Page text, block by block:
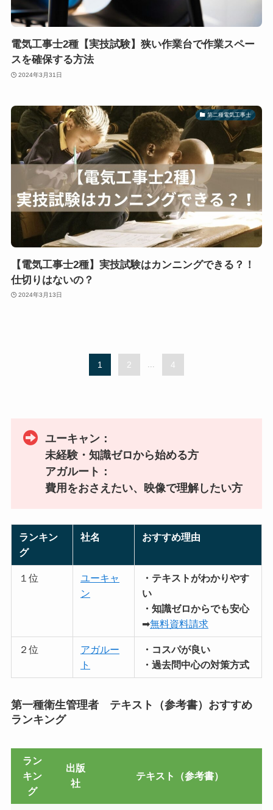
電気工事士2種【実技試験】狭い作業台で作業スペー
スを確保する方法
2024年3月31日
第二種電気工事士
【電気工事士2種】実技試験はカンニングできる？！
仕切りはないの？
2024年3月13日
1 2 4
ユーキャン ：
未経験・知識ゼロから始める方
アガルート ：
費用をおさえたい、映像で理解したい方
ランキン
グ
社名 おすすめ理由
１位
ユーキャ
ン
・テキストがわかりやす
い
・知識ゼロからでも安心
➡無料資料請求
２位
アガルー
ト
・コスパが良い
・過去問中心の対策方式
第一種衛生管理者 テキスト（参考書）おすすめ
ランキング
ラン
キン
グ
出版
社
テキスト（参考書）